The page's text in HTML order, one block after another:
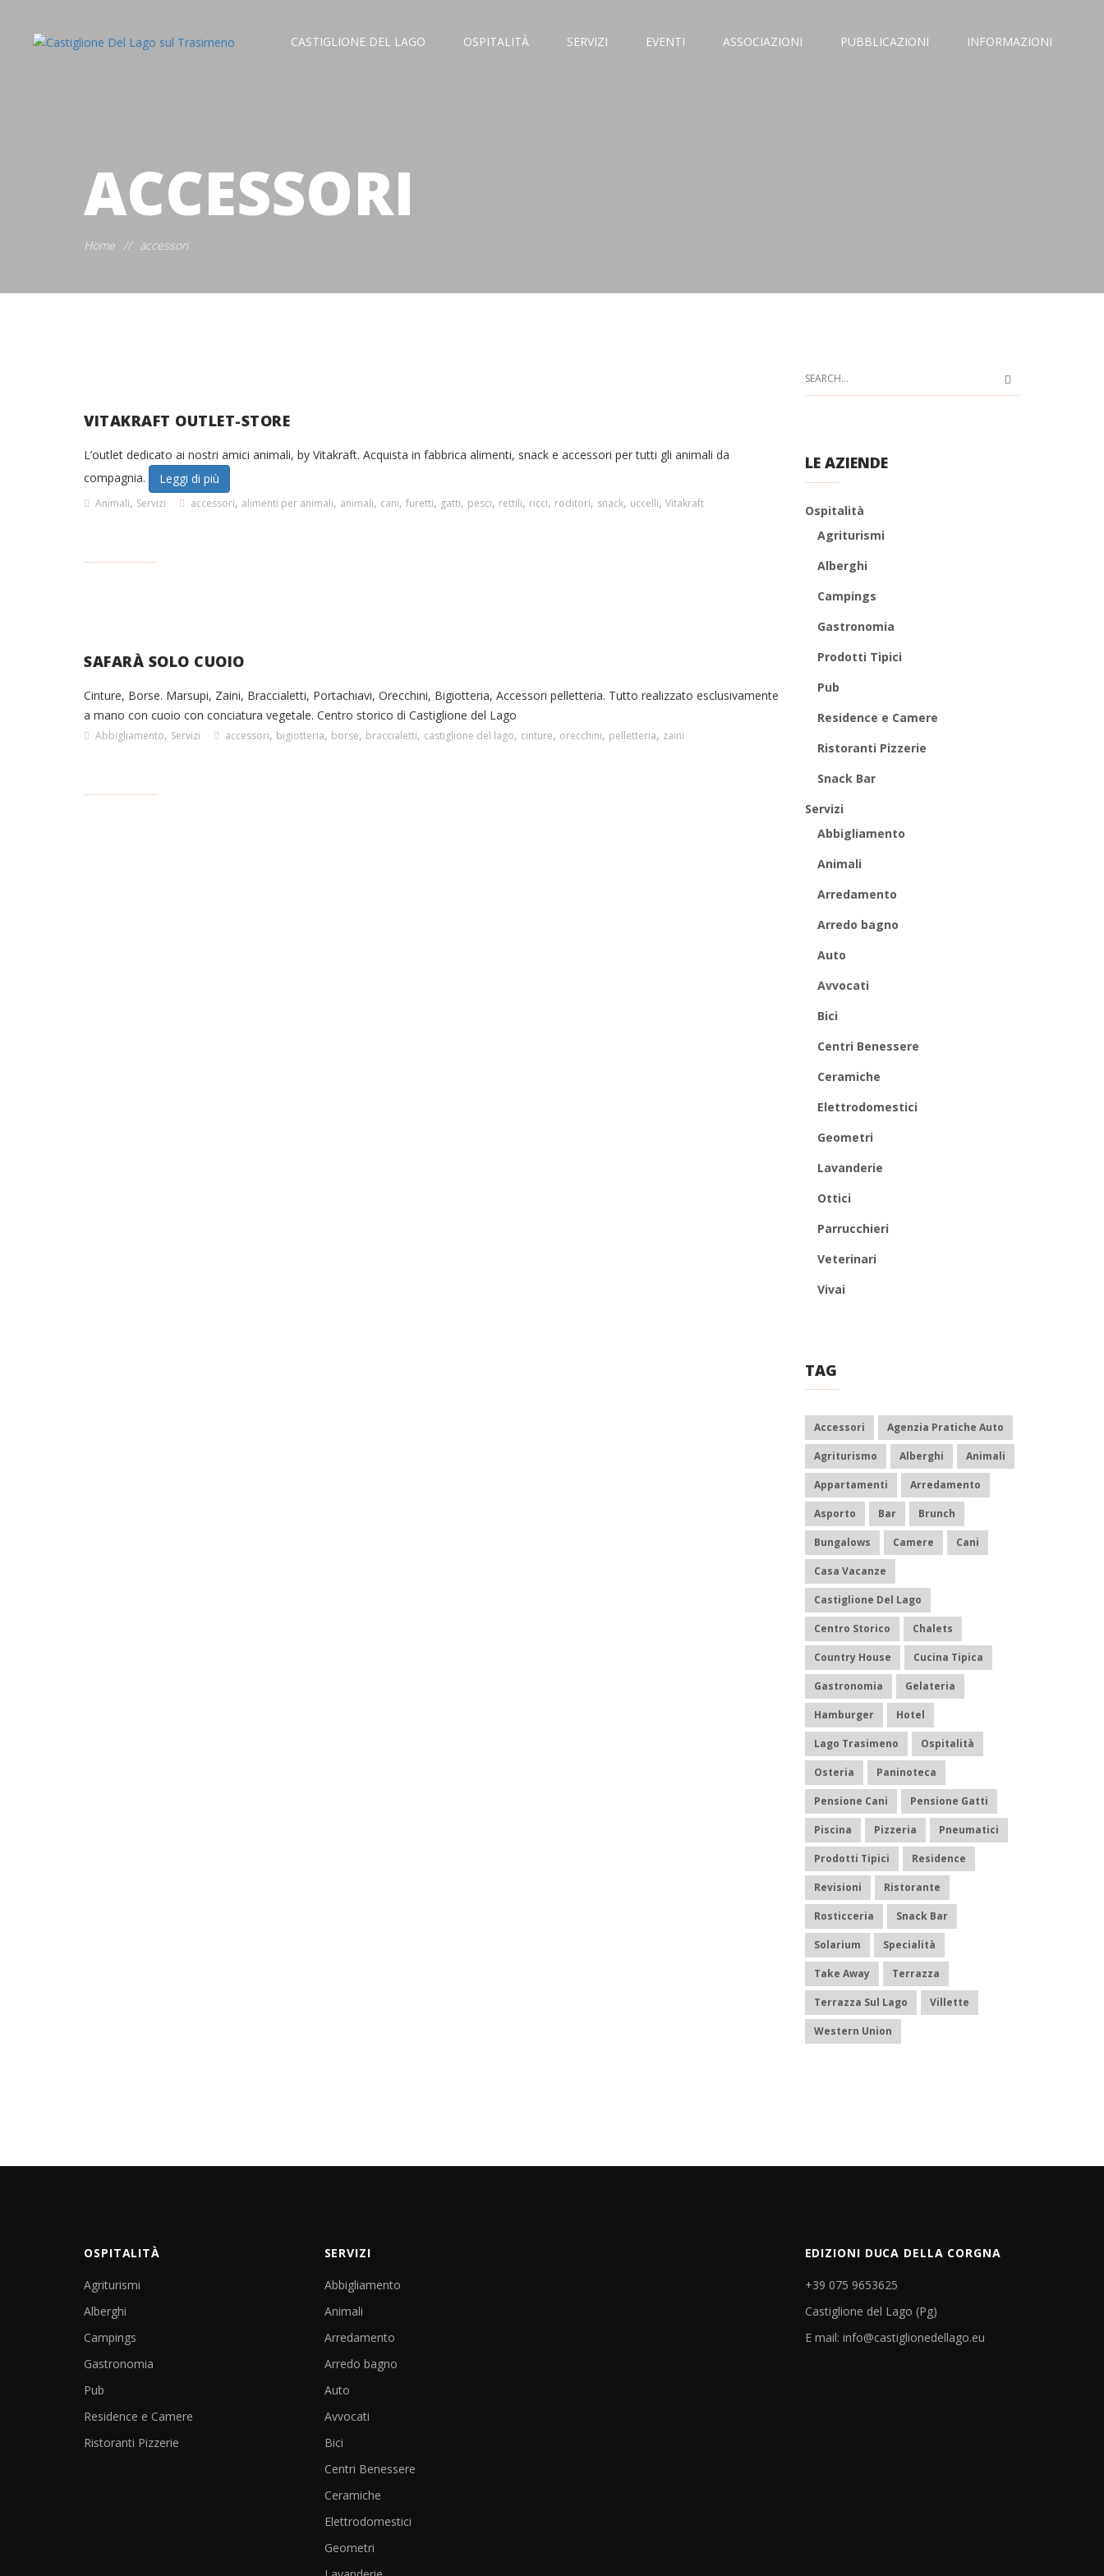
CASTIGLIONE DEL LAGO OSPITALITÀ SERVIZI EVENTI ASSOCIAZIONI PUBBLICAZIONI INFORMAZIONI
ACCESSORI
Home // accessori
VITAKRAFT OUTLET-STORE
L’outlet dedicato ai nostri amici animali, by Vitakraft. Acquista in fabbrica alimenti, snack e accessori per tutti gli animali da
compagnia.
Leggi di più
Animali, Servizi accessori, alimenti per animali, animali, cani, furetti, gatti, pesci, rettili, ricci, roditori, snack, uccelli, Vitakraft
SAFARÀ SOLO CUOIO
Cinture, Borse. Marsupi, Zaini, Braccialetti, Portachiavi, Orecchini, Bigiotteria, Accessori pelletteria. Tutto realizzato esclusivamente
a mano con cuoio con conciatura vegetale. Centro storico di Castiglione del Lago
Abbigliamento, Servizi accessori, bigiotteria, borse, braccialetti, castiglione del lago, cinture, orecchini, pelletteria, zaini
LE AZIENDE
Ospitalità
Agriturismi
Alberghi
Campings
Gastronomia
Prodotti Tipici
Pub
Residence e Camere
Ristoranti Pizzerie
Snack Bar
Servizi
Abbigliamento
Animali
Arredamento
Arredo bagno
Auto
Avvocati
Bici
Centri Benessere
Ceramiche
Elettrodomestici
Geometri
Lavanderie
Ottici
Parrucchieri
Veterinari
Vivai
TAG
Accessori Agenzia Pratiche Auto
Agriturismo Alberghi Animali
Appartamenti Arredamento
Asporto Bar Brunch
Bungalows Camere Cani
Casa Vacanze
Castiglione Del Lago
Centro Storico Chalets
Country House Cucina Tipica
Gastronomia Gelateria
Hamburger Hotel
Lago Trasimeno Ospitalità
Osteria Paninoteca
Pensione Cani Pensione Gatti
Piscina Pizzeria Pneumatici
Prodotti Tipici Residence
Revisioni Ristorante
Rosticceria Snack Bar
Solarium Specialità
Take Away Terrazza
Terrazza Sul Lago Villette
Western Union
OSPITALITÀ
Agriturismi
Alberghi
Campings
Gastronomia
Pub
Residence e Camere
Ristoranti Pizzerie
SERVIZI
Abbigliamento
Animali
Arredamento
Arredo bagno
Auto
Avvocati
Bici
Centri Benessere
Ceramiche
Elettrodomestici
Geometri
EDIZIONI DUCA DELLA CORGNA
+39 075 9653625
Castiglione del Lago (Pg)
E mail: info@castiglionedellago.eu